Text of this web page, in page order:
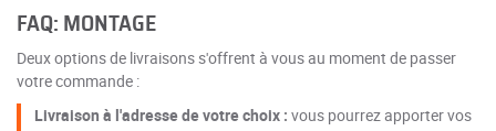
FAQ: MONTAGE
Deux options de livraisons s'offrent à vous au moment de passer
votre commande :
Livraison à l'adresse de votre choix : vous pourrez apporter vos